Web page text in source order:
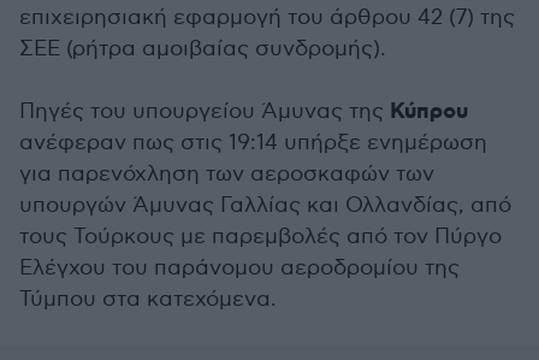
επιχειρησιακή εφαρμογή του άρθρου 42 (7) της
ΣΕΕ (ρήτρα αμοιβαίας συνδρομής).
Πηγές του υπουργείου Άμυνας της Κύπρου
ανέφεραν πως στις 19:14 υπήρξε ενημέρωση
για παρενόχληση των αεροσκαφών των
υπουργών Άμυνας Γαλλίας και Ολλανδίας, από
τους Τούρκους με παρεμβολές από τον Πύργο
Ελέγχου του παράνομου αεροδρομίου της
Τύμπου στα κατεχόμενα.